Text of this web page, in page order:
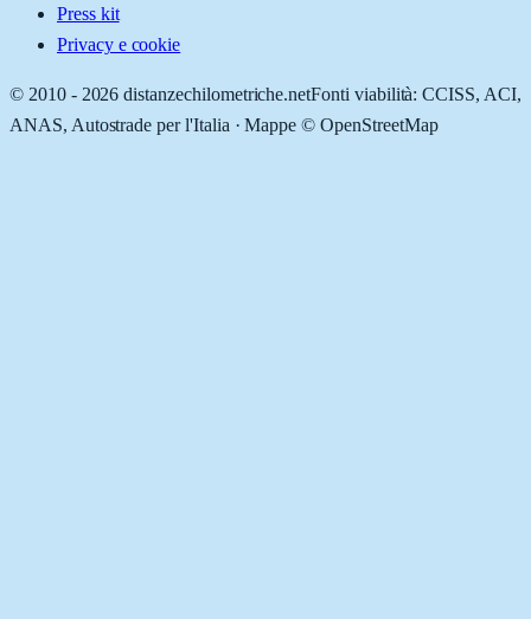
Press kit
Privacy e cookie
© 2010 - 2026 distanzechilometriche.netFonti viabilità: CCISS, ACI,
ANAS, Autostrade per l'Italia · Mappe © OpenStreetMap